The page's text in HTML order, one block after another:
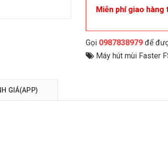
Miễn phí giao hàng
Gọi 0987838979để
Máy hút mùi Faster
GIÁ(APP)